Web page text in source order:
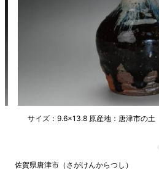
サイズ：9.6×13.8 原産地：唐津市の土
佐賀県唐津市 （ さがけんからつし ）